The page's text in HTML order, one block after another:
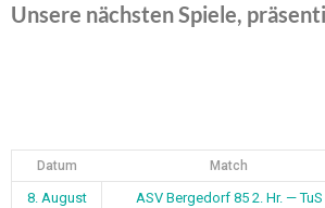
Unsere nächsten Spiele,
Datum Match
8. August
ASV Bergedorf 85 2. Hr. — TuS